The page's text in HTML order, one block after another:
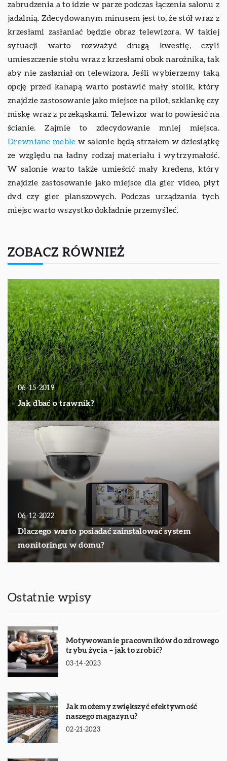
zabrudzenia a to idzie w parze podczas łączenia salonu z
jadalnią. Zdecydowanym minusem jest to, że stół wraz z
krzesłami zasłaniać będzie obraz telewizora. W takiej
sytuacji warto rozważyć drugą kwestię, czyli
umieszczenie stołu wraz z krzesłami obok narożnika, tak
aby nie zasłaniał on telewizora. Jeśli wybierzemy taką
opcję przed kanapą warto postawić mały stolik, który
znajdzie zastosowanie jako miejsce na pilot, szklankę czy
miskę wraz z przekąskami. Telewizor warto powiesić na
ścianie. Zajmie to zdecydowanie mniej miejsca.
Drewniane meble w salonie będą strzałem w dziesiątkę
ze względu na ładny rodzaj materiału i wytrzymałość.
W salonie warto także umieścić mały kredens, który
znajdzie zastosowanie jako miejsce dla gier video, płyt
dvd czy gier planszowych. Podczas urządzania tych
miejsc warto wszystko dokładnie przemyśleć.
ZOBACZ RÓWNIEŻ
06-15-2019
Jak dbać o trawnik?
06-12-2022
Dlaczego warto posiadać zainstalować system
monitoringu w domu?
Ostatnie wpisy
Motywowanie pracowników do zdrowego
trybu życia – jak to zrobić?
03-14-2023
Jak możemy zwiększyć efektywność
naszego magazynu?
02-21-2023